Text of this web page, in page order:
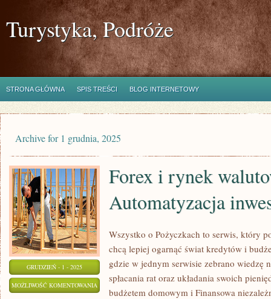
Turystyka, Podróże
STRONA GŁÓWNA SPIS TREŚCI BLOG INTERNETOWY
Archive for 1 grudnia, 2025
GRUDZIEŃ - 1 - 2025
MOŻLIWOŚĆ KOMENTOWANIA FOREX
Forex i rynek
Automatyzacja
Wszystko o Pożyczkach to serwis, który
chcą lepiej ogarnąć świat kredytów i
gdzie w jednym serwisie zebrano wiedzę
spłacania rat oraz układania swoich
budżetem domowym i Finansowa